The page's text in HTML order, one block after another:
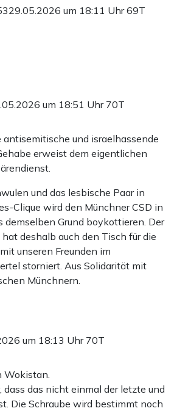
29.05.2026 um 18:11 Uhr69T
um 18:51 Uhr 70T
antisemitische und israelhassende
erweist dem eigentlichen
und das lesbische Paar in
Clique wird den Münchner CSD in
demselben Grund boykottieren. Der
hat deshalb auch den Tisch für die
unseren Freunden im
storniert. Aus Solidarität mit
Münchnern.
um 18:13 Uhr 70T
dass das nicht einmal der letzte und
Die Schraube wird bestimmt noch